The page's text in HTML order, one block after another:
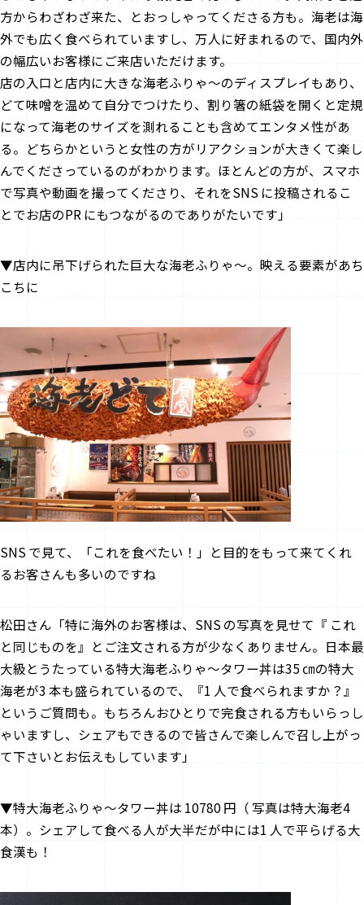
方からわざわざ来た、とおっしゃってくださる方も。海老は海
外でも広く食べられていますし、万人に好まれるので、国内外
の幅広いお客様にご来店いただけます。
店の入口と店内に大きな海老ふりゃ～のディスプレイもあり、
どて味噌を温めて自分でつけたり、割り箸の紙袋を開くと定規
になって海老のサイズを測れることも含めてエンタメ性があ
る。どちらかというと女性の方がリアクションが大きくて楽し
んでくださっているのがわかります。ほとんどの方が、スマホ
で写真や動画を撮ってくださり、それをSNS に投稿されるこ
とでお店のPR にもつながるのでありがたいです」
▼店内に吊下げられた巨大な海老ふりゃ～。映える要素があち
こちに
――SNS で見て、「これを食べたい！」と目的をもって来てくれ
るお客さんも多いのですね
松田さん「特に海外のお客様は、SNS の写真を見せて『 これ
と同じものを』とご注文される方が少なくありません。日本最
大級とうたっている特大海老ふりゃ～タワー丼は35 ㎝の特大
海老が3 本も盛られているので、『1 人で食べられますか？』
というご質問も。もちろんおひとりで完食される方もいらっし
ゃいますし、シェアもできるので皆さんで楽しんで召し上がっ
て下さいとお伝えもしています」
▼特大海老ふりゃ～タワー丼は 10780 円（ 写真は特大海老4
本）。シェアして食べる人が大半だが中には1 人で平らげる大
食漢も！